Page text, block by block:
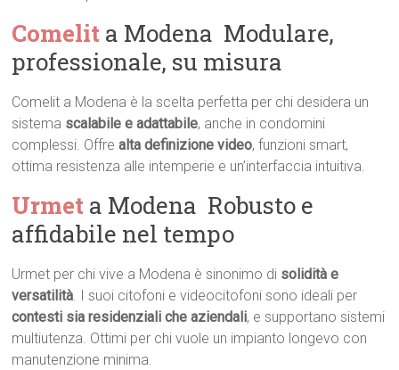
Comelit a Modena  Modulare,
professionale, su misura
Comelit a Modena è la scelta perfetta per chi desidera un
sistema scalabile e adattabile, anche in condomini
complessi. Offrealta definizione video, funzioni smart,
ottima resistenza alle intemperie e un’interfaccia intuitiva.
Urmet a Modena  Robusto e
affidabile nel tempo
Urmet per chi vive a Modena è sinonimo di solidità e
versatilità. I suoi citofoni e videocitofoni sono ideali per
contesti sia residenziali che aziendali, e supportano sistemi
multiutenza. Ottimi per chi vuole un impianto longevo con
manutenzione minima.